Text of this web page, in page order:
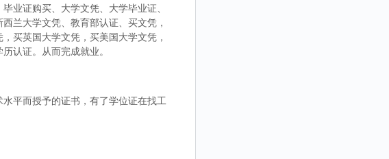
业证购买、大学文凭、大学毕业证、
兰大学文凭、教育部认证、买文凭，
买英国大学文凭，买美国大学文凭，
认证。从而完成就业。
平而授予的证书，有了学位证在找工